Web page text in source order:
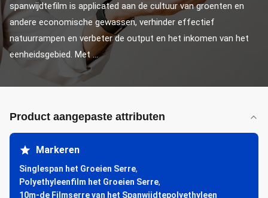
spanwijdtefilm is applicated aan de cultuur van groenten en
andere economische gewassen, verhinder effectief
natuurrampen en verbeter de output en het inkomen van het
eenheidsgebied. Met ...
Product aangepaste attributen
Markeren
Singlespan het Groeien Serre,
Polyethyleenfilm het Groeien Serre,
10m-de Filmserre van het Spanwijdtepolyethyleen